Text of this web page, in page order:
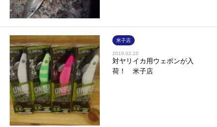
米子店
2019.02.10
対ヤリイカ用ウェポンが入
荷！ 米子店